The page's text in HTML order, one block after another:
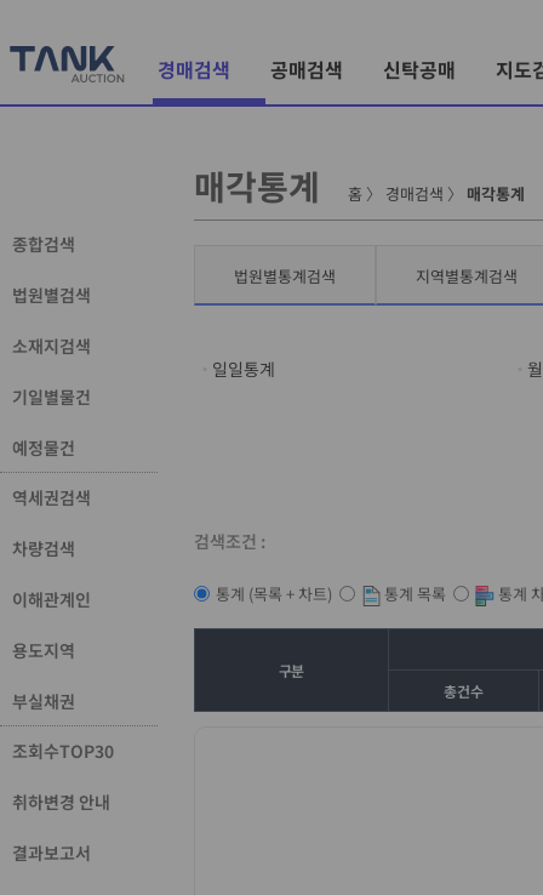
경매검색 공매검색 신탁공매 지도
종합검색
법원별검색
소재지검색
기일별물건
예정물건
역세권검색
차량검색
이해관계인
용도지역
부실채권
조회수TOP30
취하변경 안내
결과보고서
매각통계 홈 〉 경매검색 〉 매각통계
법원별통계검색 지역별통계검색
일일통계
검색조건 :
통계 (목록 + 차트) 통계 목록 통계
구분
총건수